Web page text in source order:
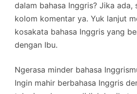
dalam bahasa Inggris? Jika ada,
kolom komentar ya. Yuk lanjut
kosakata bahasa Inggris yang
dengan Ibu.
Ngerasa minder bahasa
Ingin mahir berbahasa Inggris